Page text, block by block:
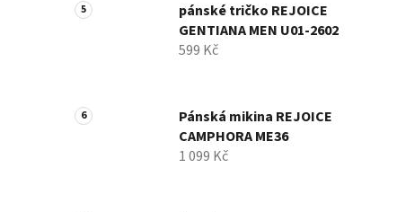
pánské tričko REJOICE
GENTIANA MEN U01-2602
599 Kč
Pánská mikina REJOICE
CAMPHORA ME36
1 099 Kč